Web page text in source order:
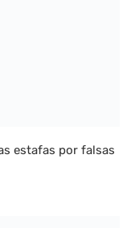
estafas por falsas